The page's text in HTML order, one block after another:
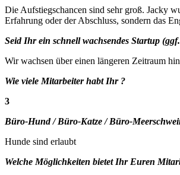
Die Aufstiegschancen sind sehr groß. Jacky
Erfahrung oder der Abschluss, sondern das
Seid Ihr ein schnell wachsendes Startup
Wir wachsen über einen längeren Zeitraum
Wie viele Mitarbeiter habt Ihr ?
3
Büro-Hund / Büro-Katze / Büro-
Hunde sind erlaubt
Welche Möglichkeiten bietet Ihr Euren